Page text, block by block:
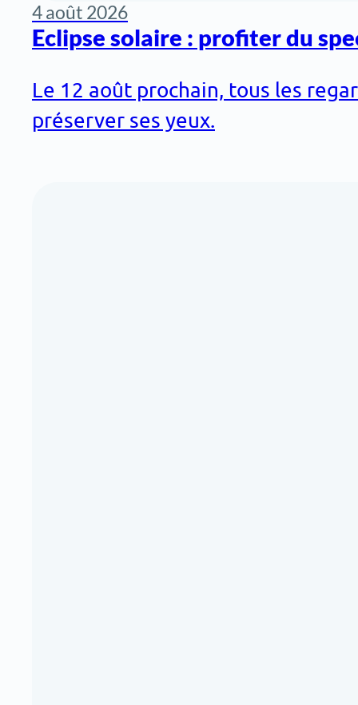
4 août 2026
Eclipse solaire : profiter du
Le 12 août prochain, tous les
préserver ses yeux.